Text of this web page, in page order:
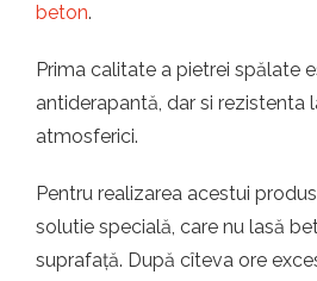
beton.
Prima calitate a pietrei spălate
antiderapantă, dar si rezistenta
atmosferici.
Pentru realizarea acestui
solutie specială, care nu lasă
suprafață. După cîteva ore